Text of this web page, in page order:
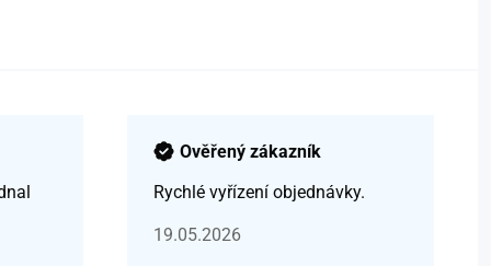
Ověřený zákazník
Rychlé vyřízení objednávky.
19.05.2026